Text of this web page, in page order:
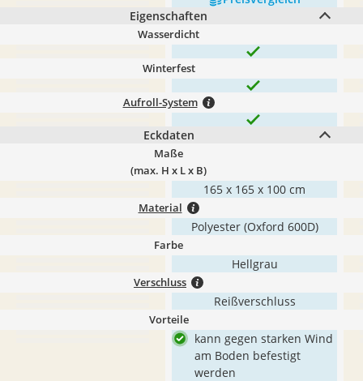
Eigenschaften
Wasserdicht
Winterfest
Aufroll-System
Eckdaten
Maße
(max. H x L x B)
165 x 165 x 100 cm
Material
Polyester (Oxford 600D)
Farbe
Hellgrau
Verschluss
Reißverschluss
Vorteile
kann gegen starken Wind
am Boden befestigt
werden